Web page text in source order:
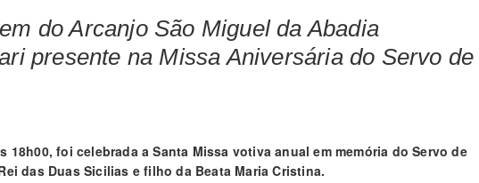
do Arcanjo São Miguel da Abadia
presente na Missa Aniversária do Servo de
18h00, foi celebrada a Santa Missa votiva anual em memória do Servo de
das Duas Sicilias e filho da Beata Maria Cristina.